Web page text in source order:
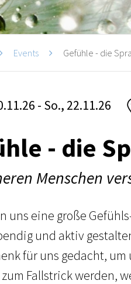
Events Gefühle - die
- So., 22.11.26
- die
Menschen
uns eine große
und aktiv
für uns gedacht,
Fallstrick werden,